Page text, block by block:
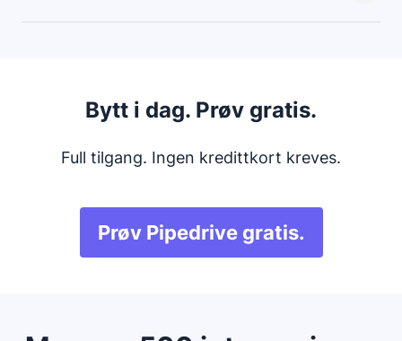
importeres til den nye Pipedrive-kontoen din.
Bytt i dag. Prøv gratis.
Full tilgang. Ingen kredittkort kreves.
Prøv Pipedrive gratis.